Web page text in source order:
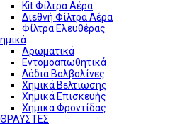
Kit Φίλτρα Αέρα
Διεθνή Φίλτρα Αέρα
Φίλτρα Ελευθέρας
Αρωματικά
Εντομοαπωθητικά
Λάδια Βαλβολίνες
Χημικά Βελτίωσης
Χημικά Επισκευής
Χημικά Φροντίδας